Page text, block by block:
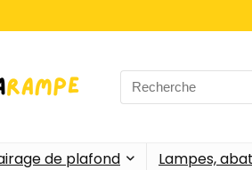
Search
for:
de plafond Lampes,